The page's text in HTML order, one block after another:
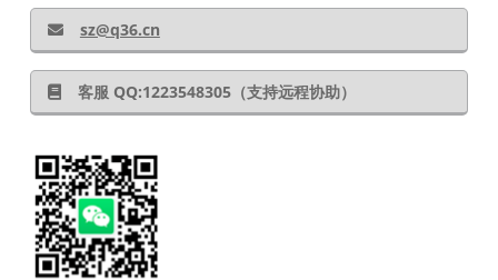
sz@q36.cn
客服 QQ:1223548305（支持远程协助）